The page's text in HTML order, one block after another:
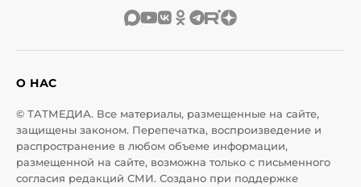
О НАС
© ТАТМЕДИА. Все материалы, размещенные на сайте,
защищены законом. Перепечатка, воспроизведение и
распространение в любом объеме информации,
размещенной на сайте, возможна только с письменного
согласия редакций СМИ. Создано при поддержке